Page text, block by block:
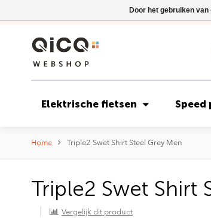
Elektrische fietsen Speed
Home Triple2 Swet Shirt Steel Grey Men
Triple2 Swet Shirt
Vergelijk dit product
Door het gebruiken